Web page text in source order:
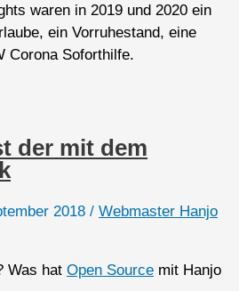
waren in 2019 und 2020 ein
ein Vorruhestand, eine
Corona Soforthilfe.
der mit dem
2018 / Webmaster Hanjo
Was hat Open Source mit Hanjo